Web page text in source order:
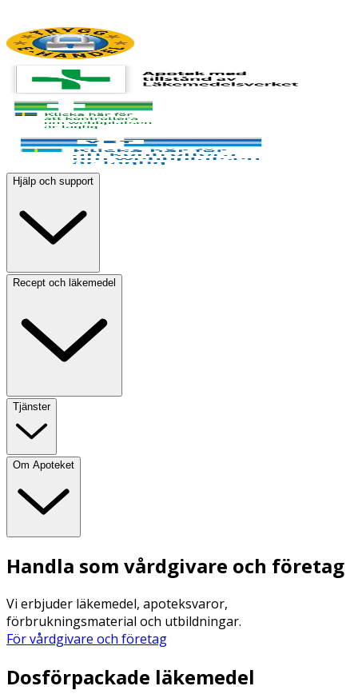
Hjälp och support
Recept och läkemedel
Tjänster
Om Apoteket
Handla som vårdgivare och företag
Vi erbjuder läkemedel, apoteksvaror,
förbrukningsmaterial och utbildningar.
För vårdgivare och företag
Dosförpackade läkemedel